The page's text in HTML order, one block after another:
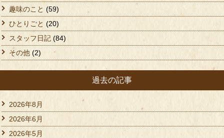
趣味のこと (59)
ひとりごと (20)
スタッフ日記 (84)
その他 (2)
過去の記事
2026年8月
2026年6月
2026年5月